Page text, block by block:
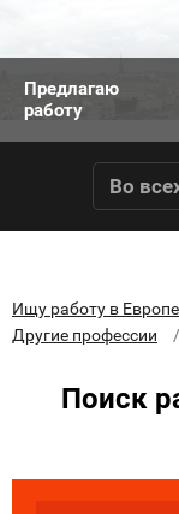
Предлагаю
работу
Во
Ищу работу в Европе
Другие профессии
Поиск